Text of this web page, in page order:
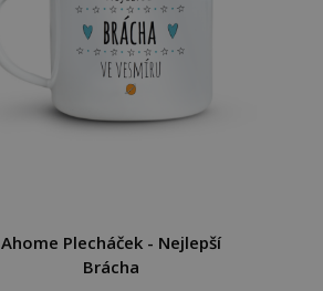
Ahome Plecháček - Nejlepší
Brácha